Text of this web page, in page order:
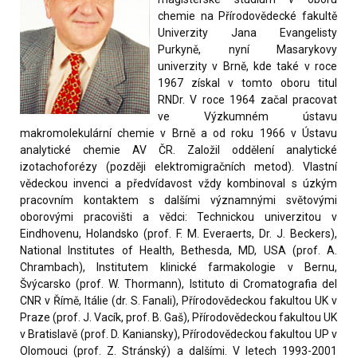
chemie na Přírodovědecké fakultě
Univerzity Jana Evangelisty
Purkyně, nyní Masarykovy
univerzity v Brně, kde také v roce
1967 získal v tomto oboru titul
RNDr. V roce 1964 začal pracovat
ve Výzkumném ústavu
makromolekulární chemie v Brně a od roku 1966 v Ústavu
analytické chemie AV ČR. Založil oddělení analytické
izotachoforézy (později elektromigračních metod). Vlastní
vědeckou invenci a předvídavost vždy kombinoval s úzkým
pracovním kontaktem s dalšími významnými světovými
oborovými pracovišti a vědci: Technickou univerzitou v
Eindhovenu, Holandsko (prof. F. M. Everaerts, Dr. J. Beckers),
National Institutes of Health, Bethesda, MD, USA (prof. A.
Chrambach), Institutem klinické farmakologie v Bernu,
Švýcarsko (prof. W. Thormann), Istituto di Cromatografia del
CNR v Římě, Itálie (dr. S. Fanali), Přírodovědeckou fakultou UK v
Praze (prof. J. Vacík, prof. B. Gaš), Přírodovědeckou fakultou UK
v Bratislavě (prof. D. Kaniansky), Přírodovědeckou fakultou UP v
Olomouci (prof. Z. Stránský) a dalšími. V letech 1993-2001